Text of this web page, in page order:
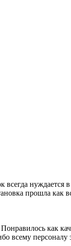
нуждается
прошла как
как
всему